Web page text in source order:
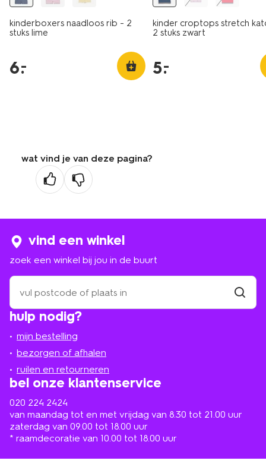
kinderboxers naadloos rib - 2
stuks lime
6.
–
kinder croptops stretch
2 stuks zwart
5.
–
wat vind je van deze pagina?
hulp nodig?
mijn bestelling
bezorgen of afhalen
ruilen en retourneren
bel onze klantenservice
020 224 2424
van maandag tot en met vrijdag van 8.30 tot 21.00 uur
zaterdag van 09.00 tot 18.00 uur
* raamdecoratie van 10.00 tot 18.00 uur
vind een winkel
zoek een winkel bij jou in de buurt
zoek
een
winkel
bij
in
de
buurt